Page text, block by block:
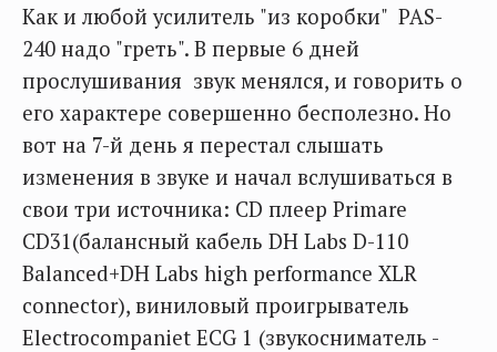
Как и любой усилитель "из коробки" PAS-
240 надо "греть". В первые 6 дней
прослушивания звук менялся, и говорить о
его характере совершенно бесполезно. Но
вот на 7-й день я перестал слышать
изменения в звуке и начал вслушиваться в
свои три источника: CD плеер Primare
CD31(балансный кабель DH Labs D-110
Balanced+DH Labs high performance XLR
connector), виниловый проигрыватель
Electrocompaniet ECG 1 (звукосниматель -